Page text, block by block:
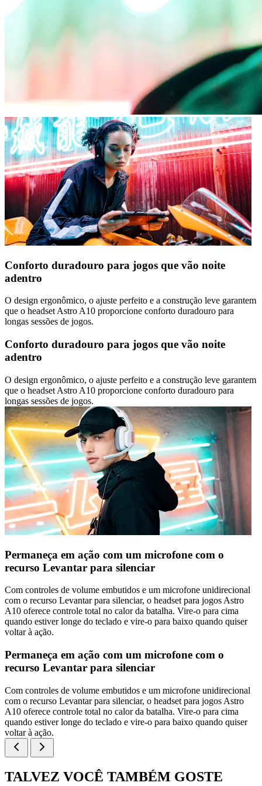
Conforto duradouro para jogos que vão noite
adentro
O design ergonômico, o ajuste perfeito e a construção leve garantem
que o headset Astro A10 proporcione conforto duradouro para
longas sessões de jogos.
Conforto duradouro para jogos que vão noite
adentro
O design ergonômico, o ajuste perfeito e a construção leve garantem
que o headset Astro A10 proporcione conforto duradouro para
longas sessões de jogos.
Permaneça em ação com um microfone com o
recurso Levantar para silenciar
Com controles de volume embutidos e um microfone unidirecional
com o recurso Levantar para silenciar, o headset para jogos Astro
A10 oferece controle total no calor da batalha. Vire-o para cima
quando estiver longe do teclado e vire-o para baixo quando quiser
voltar à ação.
Permaneça em ação com um microfone com o
recurso Levantar para silenciar
Com controles de volume embutidos e um microfone unidirecional
com o recurso Levantar para silenciar, o headset para jogos Astro
A10 oferece controle total no calor da batalha. Vire-o para cima
quando estiver longe do teclado e vire-o para baixo quando quiser
voltar à ação.
TALVEZ VOCÊ TAMBÉM GOSTE